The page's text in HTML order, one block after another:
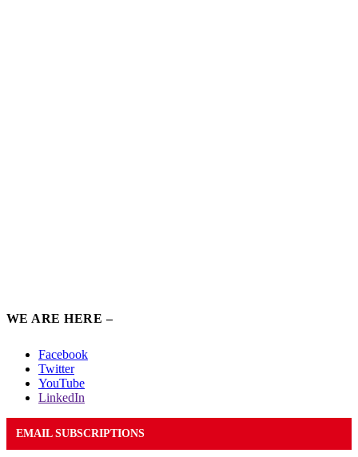
WE ARE HERE –
Facebook
Twitter
YouTube
LinkedIn
EMAIL SUBSCRIPTIONS